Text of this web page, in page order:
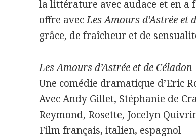
la littérature avec audace et en
offre avecLes Amours d’Astrée et
grâce, de fraîcheur et de
Les Amours d’Astrée et de Céladon
Une comédie dramatique d’Eric
Avec Andy Gillet, Stéphanie de
Reymond, Rosette, Jocelyn
Film français, italien, espagnol